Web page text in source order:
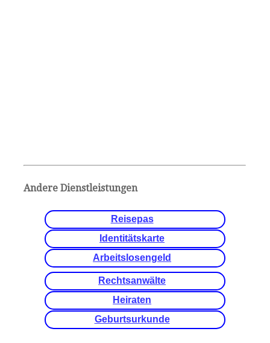
Andere Dienstleistungen
Reisepas
Identitätskarte
Arbeitslosengeld
Rechtsanwälte
Heiraten
Geburtsurkunde